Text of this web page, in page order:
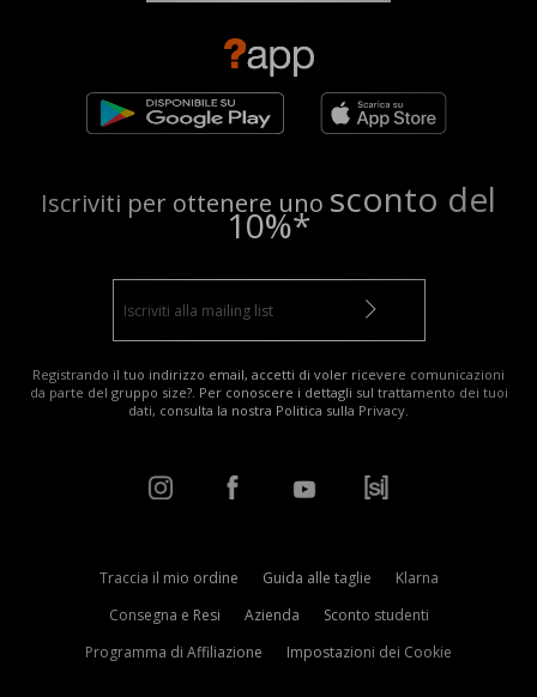
Iscriviti per ottenere uno sconto del
10%*
Registrando il tuo indirizzo email, accetti di voler ricevere comunicazioni
da parte del gruppo size?. Per conoscere i dettagli sul trattamento dei tuoi
dati, consulta la nostra Politica sulla Privacy.
Traccia il mio ordine Guida alle taglie
Klarna
Consegna e Resi
Azienda
Sconto studenti
Programma di Affiliazione
Impostazioni dei Cookie